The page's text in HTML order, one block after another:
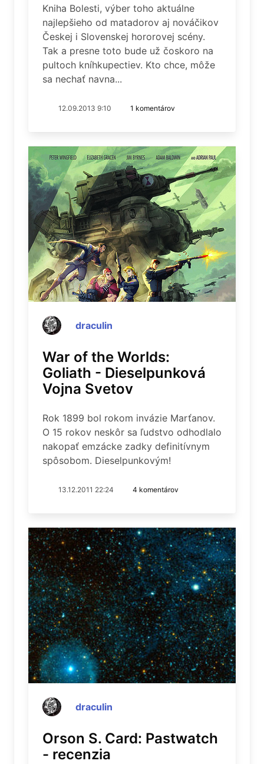
Kniha Bolesti, výber toho aktuálne
najlepšieho od matadorov aj nováčikov
Českej i Slovenskej hororovej scény.
Tak a presne toto bude už čoskoro na
pultoch kníhkupectiev. Kto chce, môže
sa nechať navna...
12.09.2013 9:10 1 komentárov
draculin
War of the Worlds:
Goliath - Dieselpunková
Vojna Svetov
Rok 1899 bol rokom invázie Marťanov.
O 15 rokov neskôr sa ľudstvo odhodlalo
nakopať emzácke zadky definitívnym
spôsobom. Dieselpunkovým!
13.12.2011 22:24 4 komentárov
draculin
Orson S. Card: Pastwatch
- recenzia